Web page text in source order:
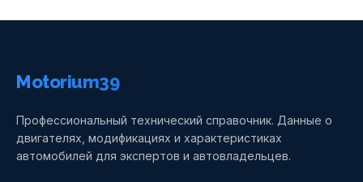
Motorium39
Профессиональный технический справочник. Данные о
двигателях, модификациях и характеристиках
автомобилей для экспертов и автовладельцев.